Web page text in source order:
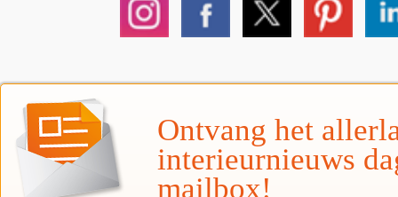
Ontvang het
interieurnieuws
mailbox!